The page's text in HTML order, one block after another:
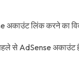
अकाउंट लिंक करने का
से AdSense अकाउंट